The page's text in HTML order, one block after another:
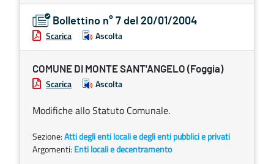
Bollettino n° 7 del 20/01/2004
Scarica Ascolta
COMUNE DI MONTE SANT'ANGELO (Foggia)
Scarica Ascolta
Modifiche allo Statuto Comunale.
Sezione:Atti degli enti locali e degli enti pubblici e privati
Argomenti: Enti locali e decentramento